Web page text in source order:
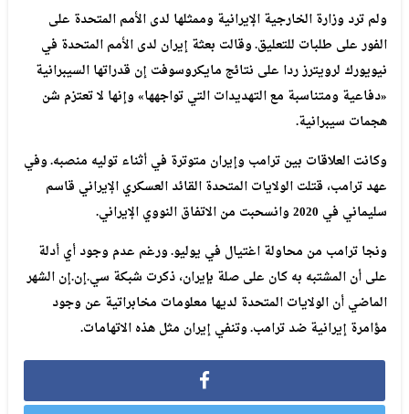
ولم ترد وزارة الخارجية الإيرانية وممثلها لدى الأمم المتحدة على
الفور على طلبات للتعليق.وقالت بعثة إيران لدى الأمم المتحدة في
نيويورك لرويترزردا على نتائج مايكروسوفت إن قدراتها السيبرانية
«دفاعية ومتناسبة معالتهديدات التي تواجهها» وإنها لاتعتزم شن
هجمات سيبرانية.
وكانت العلاقات بين ترامب وإيران متوترة في أثناء توليه منصبه.وفي
عهد ترامب، قتلت الولايات المتحدة القائد العسكري الإيراني قاسم
سليماني في 2020 وانسحبت من الاتفاق النووي الإيراني.
ونجا ترامب من محاولة اغتيال في يوليو.ورغم عدم وجود أي أدلة
على أن المشتبه به كان على صلة بإيران، ذكرت شبكة سي.إن.إن الشهر
الماضي أن الولايات المتحدة لديها معلومات مخابراتية عن وجود
مؤامرة إيرانية ضد ترامب.وتنفي إيران مثل هذه الاتهامات.